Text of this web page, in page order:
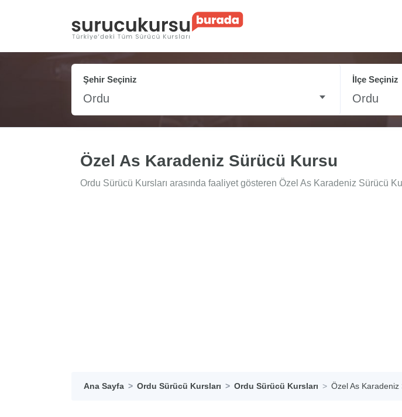
Şehir Seçiniz
Ordu
İlçe Seçiniz
Ordu
Özel As Karadeniz Sürücü Kursu
Ordu Sürücü Kursları arasında faaliyet gösteren Özel As Karadeniz Sürücü
Ana Sayfa Ordu Sürücü Kursları Ordu Sürücü Kursları Özel As Karadeniz